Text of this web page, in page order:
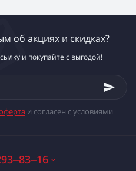
об акциях и скидках?
и покупайте с выгодой!
и согласен с условиями